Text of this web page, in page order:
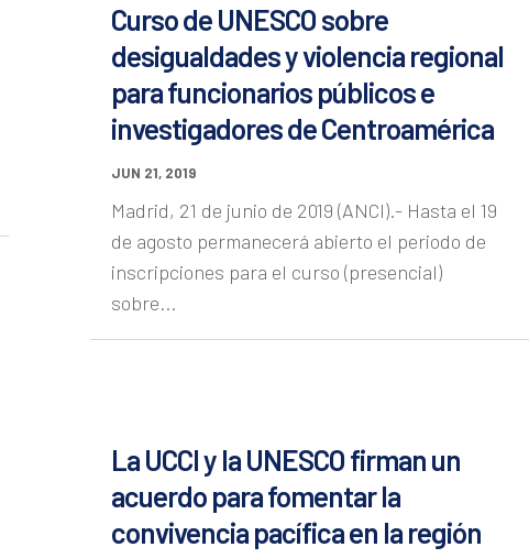
Curso de UNESCO sobre
desigualdades y violencia regional
para funcionarios públicos e
investigadores de Centroamérica
JUN 21, 2019
Madrid, 21 de junio de 2019 (ANCI).- Hasta el 19
de agosto permanecerá abierto el periodo de
inscripciones para el curso (presencial)
sobre...
La UCCI y la UNESCO firman un
acuerdo para fomentar la
convivencia pacífica en la región